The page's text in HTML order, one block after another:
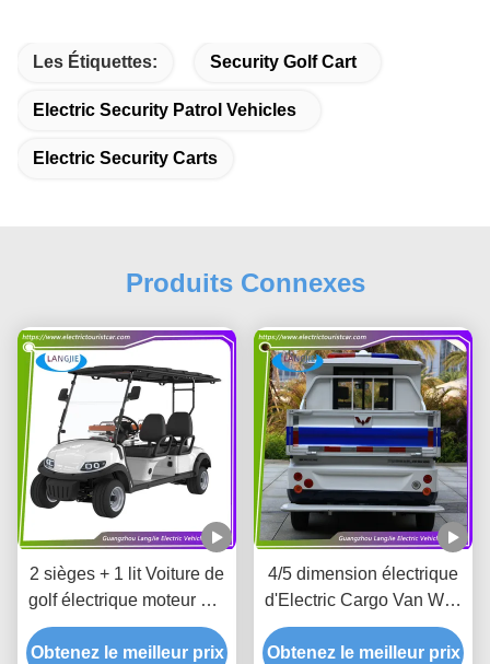
Les Étiquettes: Security Golf Cart
Electric Security Patrol Vehicles
Electric Security Carts
Produits Connexes
2 sièges + 1 lit Voiture de
golf électrique moteur AC
5 kW voiture d'ambulance
électrique pour l'hôpital
Obtenez le meilleur prix
4/5 dimension électrique
d'Electric Cargo Van With
Customized de conteneur
de boîte de cargaison de
Obtenez le meilleur prix